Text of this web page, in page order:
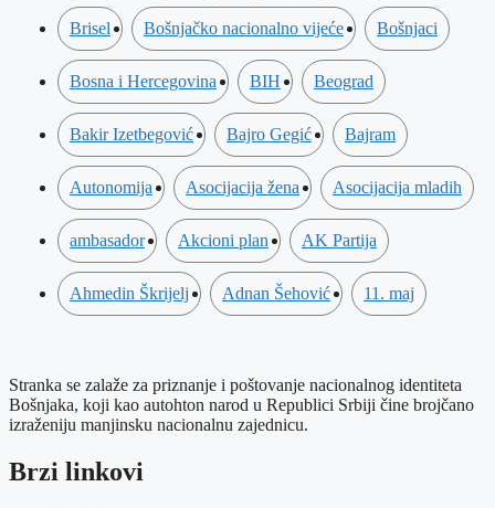
Brisel Bošnjačko nacionalno vijeće Bošnjaci
Bosna i Hercegovina BIH Beograd
Bakir Izetbegović Bajro Gegić Bajram
Autonomija Asocijacija žena Asocijacija mladih
ambasador Akcioni plan AK Partija
Ahmedin Škrijelj Adnan Šehović 11. maj
Stranka se zalaže za priznanje i poštovanje nacionalnog identiteta
Bošnjaka, koji kao autohton narod u Republici Srbiji čine brojčano
izraženiju manjinsku nacionalnu zajednicu.
Brzi linkovi